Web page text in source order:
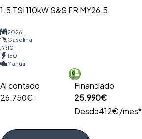
1.5 TSI 110kW S&S FR MY26.5
2026
Gasolina
10
150
Manual
Al contado
26.750€
Financiado
25.990€
Desde412€ /mes*